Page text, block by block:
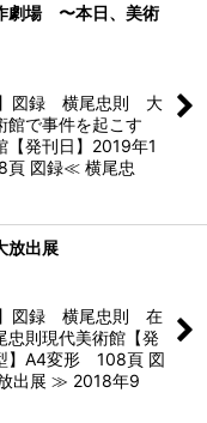
場 〜本日、美術
】図録 横尾忠則 大
で事件を起こす
【発刊日】2019年1
頁 図録≪ 横尾忠
出展
】図録 横尾忠則 在
忠則現代美術館【発
】A4変形 108頁 図
出展 ≫ 2018年9